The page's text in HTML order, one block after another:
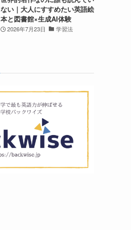
ない｜大人にすすめたい英語絵
本と図書館×生成AI体験
2026年7月23日 学習法